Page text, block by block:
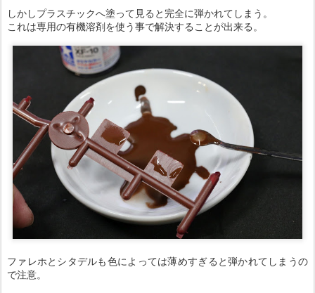
しかしプラスチックへ塗って見ると完全に弾かれてしまう。
これは専用の有機溶剤を使う事で解決することが出来る。
ファレホとシタデルも色によっては薄めすぎると弾かれてしまうの
で注意。